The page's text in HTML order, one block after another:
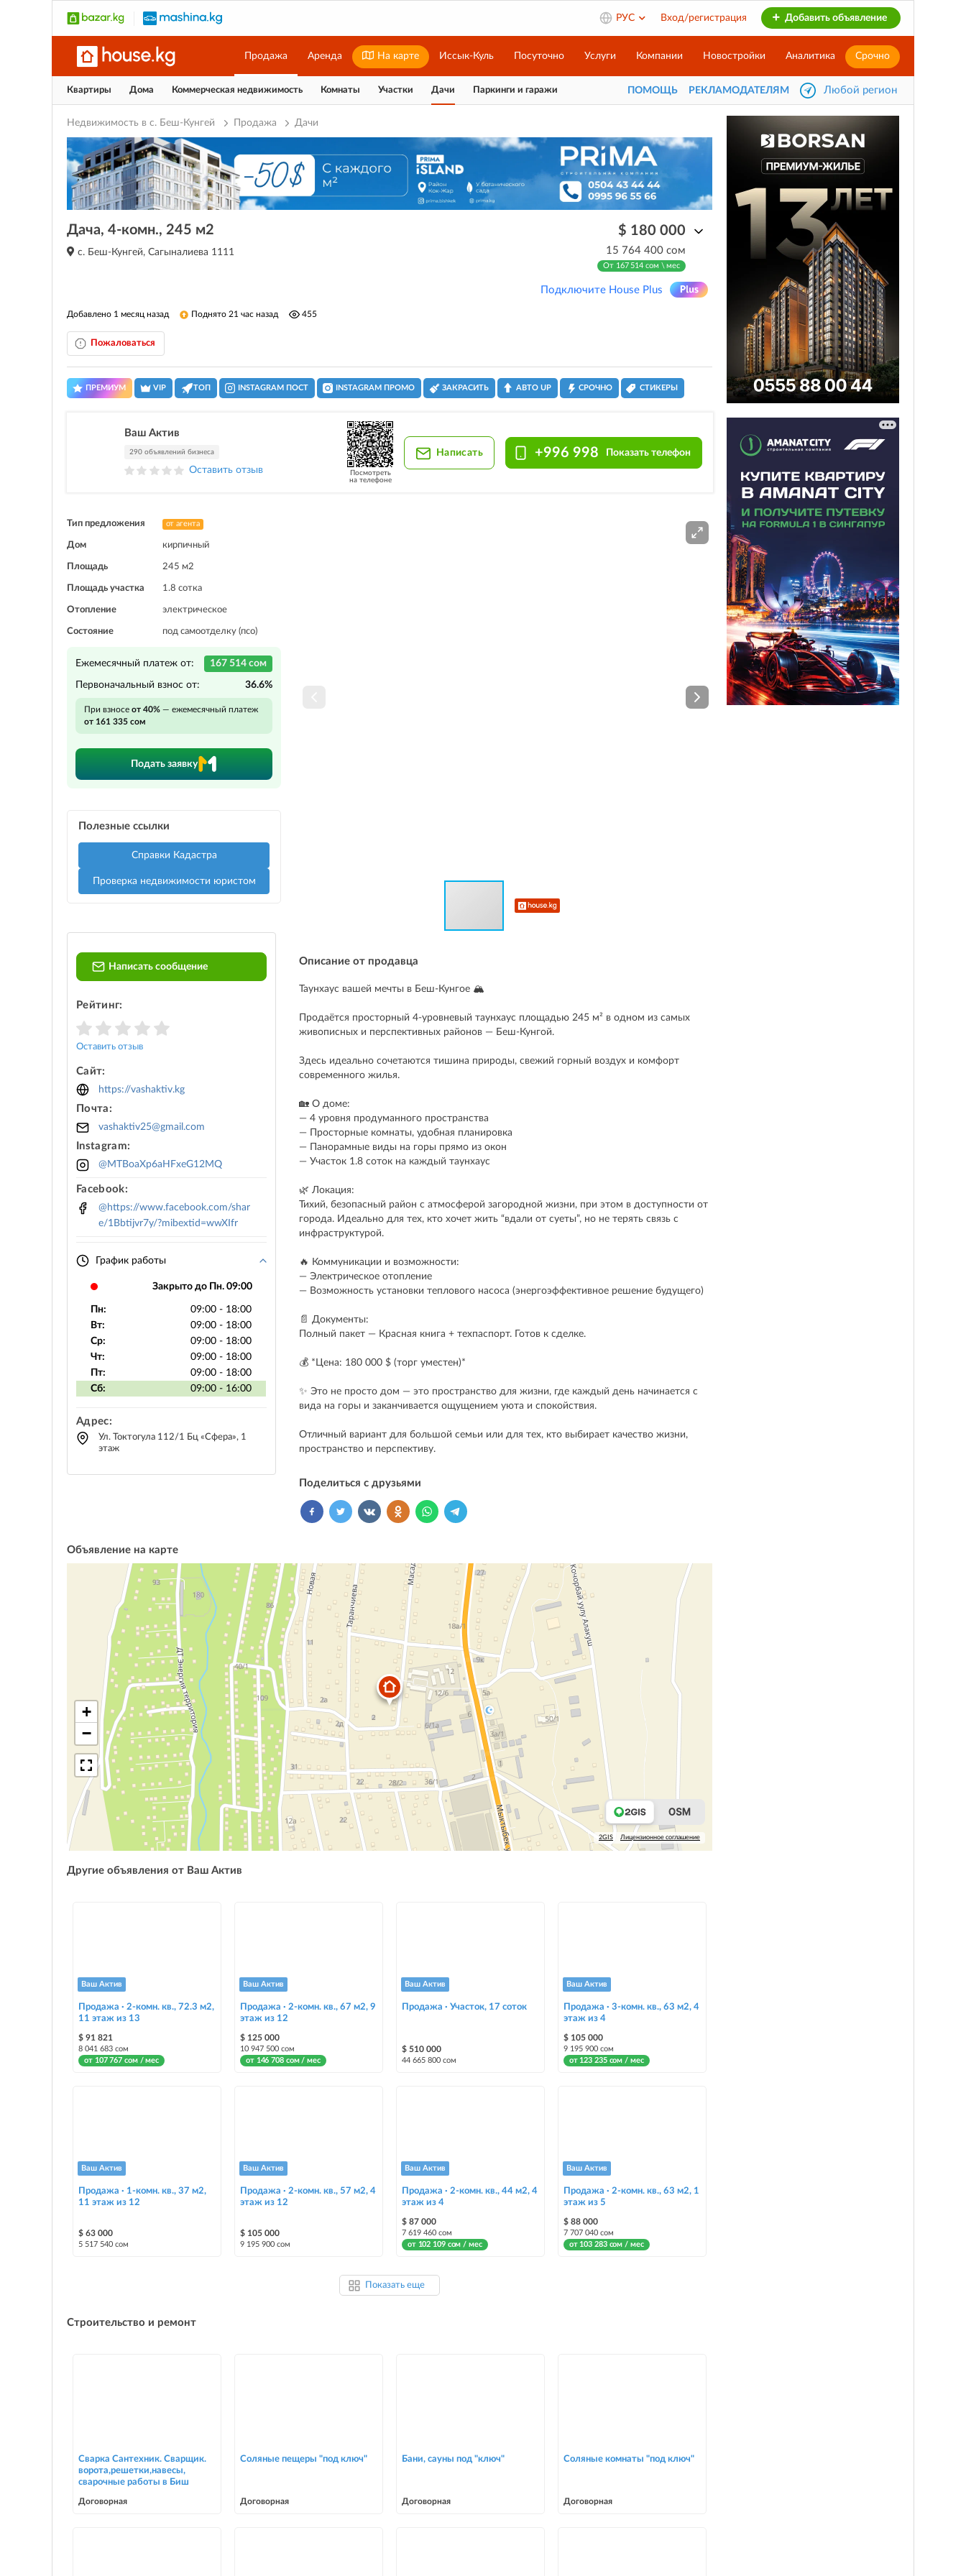
РУС Вход/регистрация Добавить объявление
Продажа Аренда На карте Иссык-Куль Посуточно Услуги Компании Новостройки Аналитика Срочно
Квартиры Дома Коммерческая недвижимость Комнаты Участки Дачи Паркинги и гаражи ПОМОЩЬ РЕКЛАМОДАТЕЛЯМ Любой регион
Недвижимость в с. Беш-Кунгей Продажа Дачи
Дача, 4-комн., 245 м2
с. Беш-Кунгей, Сагыналиева 1111
$ 180 000
15 764 400 сом
От 167 514 сом \ мес
Подключите House Plus
Добавлено 1 месяц назад Поднято 21 час назад 455
Пожаловаться
ПРЕМИУМ VIP ТОП INSTAGRAM ПОСТ INSTAGRAM ПРОМО ЗАКРАСИТЬ АВТО UP СРОЧНО СТИКЕРЫ
Ваш Актив
290 объявлений бизнеса
Оставить отзыв
Посмотреть
на телефоне
Написать +996 998 Показать телефон
Тип предложения от агента
Дом кирпичный
Площадь 245 м2
Площадь участка 1.8 сотка
Отопление электрическое
Состояние под самоотделку (псо)
Ежемесячный платеж от: 167 514 сом
Первоначальный взнос от: 36.6%
При взносе от 40% — ежемесячный платеж
от 161 335 сом
Подать заявку
Полезные ссылки
Справки Кадастра
Проверка недвижимости юристом
Написать сообщение
Рейтинг:
Оставить отзыв
Сайт:
https://vashaktiv.kg
Почта:
vashaktiv25@gmail.com
Instagram:
@MTBoaXp6aHFxeG12MQ
Facebook:
@https://www.facebook.com/shar
e/1Bbtijvr7y/?mibextid=wwXIfr
График работы
Закрыто до Пн. 09:00
Пн:
09:00 - 18:00
Вт:
09:00 - 18:00
Ср:
09:00 - 18:00
Чт:
09:00 - 18:00
Пт:
09:00 - 18:00
Сб:
09:00 - 16:00
Адрес:
Ул. Токтогула 112/1 Бц «Сфера», 1
этаж
РЕКЛАМА
Описание от продавца
Таунхаус вашей мечты в Беш-Кунгое 🏔
Продаётся просторный 4-уровневый таунхаус площадью 245 м² в одном из самых
живописных и перспективных районов — Беш-Кунгой.
Здесь идеально сочетаются тишина природы, свежий горный воздух и комфорт
современного жилья.
🏡 О доме:
— 4 уровня продуманного пространства
— Просторные комнаты, удобная планировка
— Панорамные виды на горы прямо из окон
— Участок 1.8 соток на каждый таунхаус
🌿 Локация:
Тихий, безопасный район с атмосферой загородной жизни, при этом в доступности от
города. Идеально для тех, кто хочет жить “вдали от суеты”, но не терять связь с
инфраструктурой.
🔥 Коммуникации и возможности:
— Электрическое отопление
— Возможность установки теплового насоса (энергоэффективное решение будущего)
📄 Документы:
Полный пакет — Красная книга + техпаспорт. Готов к сделке.
💰 *Цена: 180 000 $ (торг уместен)*
✨ Это не просто дом — это пространство для жизни, где каждый день начинается с
вида на горы и заканчивается ощущением уюта и спокойствия.
Отличный вариант для большой семьи или для тех, кто выбирает качество жизни,
пространство и перспективу.
Поделиться с друзьями
Объявление на карте
+
−
2GIS Лицензионное соглашение
Другие объявления от Ваш Актив
Ваш Актив
Продажа · 2-комн. кв., 72.3 м2,
11 этаж из 13
$ 91 821
8 041 683 сом
от 107 767 сом / мес
Ваш Актив
Продажа · 2-комн. кв., 67 м2, 9
этаж из 12
$ 125 000
10 947 500 сом
от 146 708 сом / мес
Ваш Актив
Продажа · Участок, 17 соток
$ 510 000
44 665 800 сом
Ваш Актив
Продажа · 3-комн. кв., 63 м2, 4
этаж из 4
$ 105 000
9 195 900 сом
от 123 235 сом / мес
Ваш Актив
Продажа · 1-комн. кв., 37 м2,
11 этаж из 12
$ 63 000
5 517 540 сом
Ваш Актив
Продажа · 2-комн. кв., 57 м2, 4
этаж из 12
$ 105 000
9 195 900 сом
Ваш Актив
Продажа · 2-комн. кв., 44 м2, 4
этаж из 4
$ 87 000
7 619 460 сом
от 102 109 сом / мес
Ваш Актив
Продажа · 2-комн. кв., 63 м2, 1
этаж из 5
$ 88 000
7 707 040 сом
от 103 283 сом / мес
Показать еще
Строительство и ремонт
Сварка Сантехник. Сварщик.
ворота,решетки,навесы,
сварочные работы в Биш
Договорная
Соляные пещеры "под ключ"
Договорная
Бани, сауны под "ключ"
Договорная
Соляные комнаты "под ключ"
Договорная